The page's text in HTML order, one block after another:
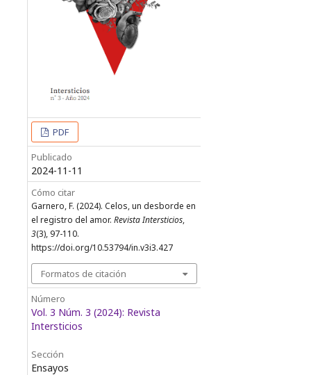
PDF
Publicado
2024-11-11
Cómo citar
Garnero, F. (2024). Celos, un desborde en
el registro del amor. Revista Intersticios,
3(3), 97-110.
https://doi.org/10.53794/in.v3i3.427
Formatos de citación
Número
Vol. 3 Núm. 3 (2024): Revista
Intersticios
Sección
Ensayos